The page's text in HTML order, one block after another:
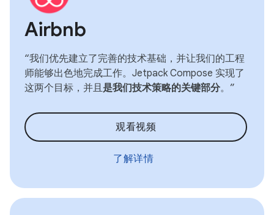
Airbnb
“我们优先建立了完善的技术基础，并让我们的工程
师能够出色地完成工作。Jetpack Compose 实现了
这两个目标，并且是我们技术策略的关键部分。”
观看视频
了解详情